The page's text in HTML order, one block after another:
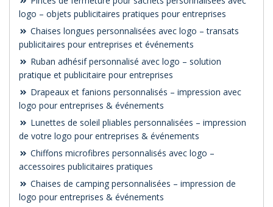
logo – objets publicitaires pratiques pour entreprises
Chaises longues personnalisées avec logo – transats
publicitaires pour entreprises et événements
Ruban adhésif personnalisé avec logo – solution
pratique et publicitaire pour entreprises
Drapeaux et fanions personnalisés – impression avec
logo pour entreprises & événements
Lunettes de soleil pliables personnalisées – impression
de votre logo pour entreprises & événements
Chiffons microfibres personnalisés avec logo –
accessoires publicitaires pratiques
Chaises de camping personnalisées – impression de
logo pour entreprises & événements